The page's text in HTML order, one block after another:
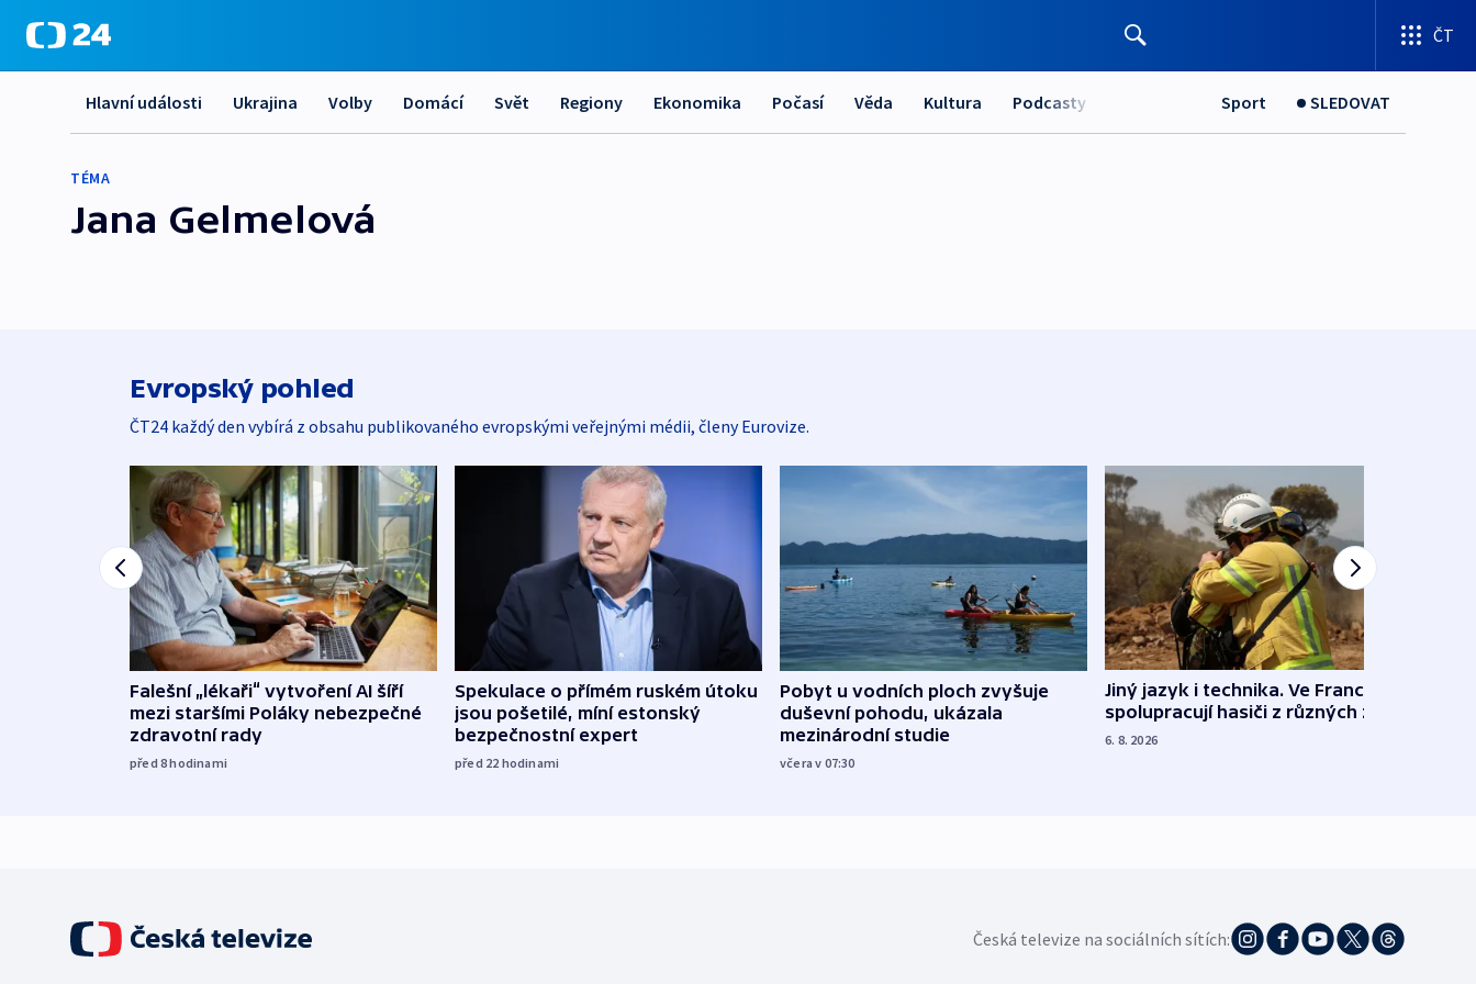
ČT
Hlavní události Ukrajina Volby Domácí Svět Regiony Ekonomika Počasí Věda Kultura Podcasty Sport SLEDOVAT
TÉMA
Jana Gelmelová
Evropský pohled
ČT24 každý den vybírá z obsahu publikovaného evropskými veřejnými médii, členy Eurovize.
Falešní „lékaři“ vytvoření AI šíří
mezi staršími Poláky nebezpečné
zdravotní rady
před 8hodinami
Spekulace o přímém ruském útoku
jsou pošetilé, míní estonský
bezpečnostní expert
před 22 hodinami
Pobyt u vodních ploch zvyšuje
duševní pohodu, ukázala
mezinárodní studie
včera v 07:30
Jiný jazyk i technika. Ve Francii
spolupracují hasiči z různých zemí
6. 8. 2026
Česká televize na sociálních sítích: